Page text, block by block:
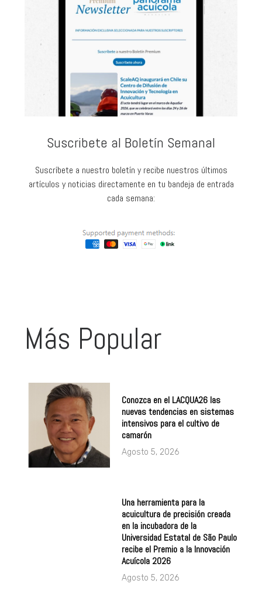
Suscribete al Boletín Semanal
Suscríbete a nuestro boletín y recibe nuestros últimos
artículos y noticias directamente en tu bandeja de entrada
cada semana:
Más Popular
Conozca en el LACQUA26 las
nuevas tendencias en sistemas
intensivos para el cultivo de
camarón
Agosto 5, 2026
Una herramienta para la
acuicultura de precisión creada
en la incubadora de la
Universidad Estatal de São Paulo
recibe el Premio a la Innovación
Acuícola 2026
Agosto 5, 2026